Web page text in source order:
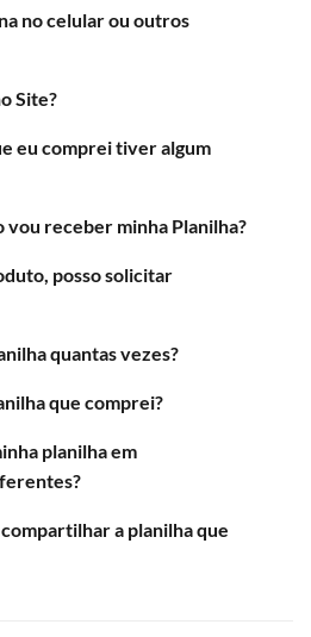
no celular ou outros
Site?
eu comprei tiver algum
vou receber minha Planilha?
posso solicitar
quantas vezes?
que comprei?
planilha em
a planilha que